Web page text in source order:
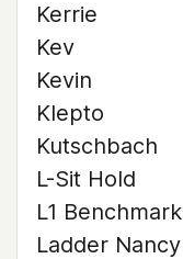
Kerrie
Kev
Kevin
Klepto
Kutschbach
L-Sit Hold
L1 Benchmark
Ladder Nancy